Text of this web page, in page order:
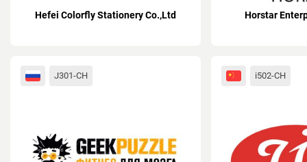
Hefei Colorfly Stationery Co.,Ltd Horstar
J301-CH i502-CH